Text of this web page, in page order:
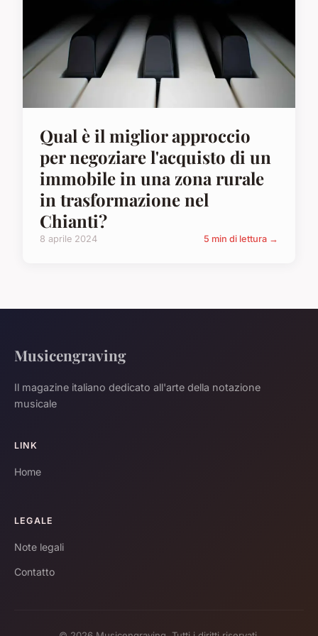
Qual è il miglior approccio
per negoziare l'acquisto di un
immobile in una zona rurale
in trasformazione nel
Chianti?
8 aprile 2024 5 min di lettura →
Musicengraving
Il magazine italiano dedicato all'arte della notazione
musicale
LINK
Home
LEGALE
Note legali
Contatto